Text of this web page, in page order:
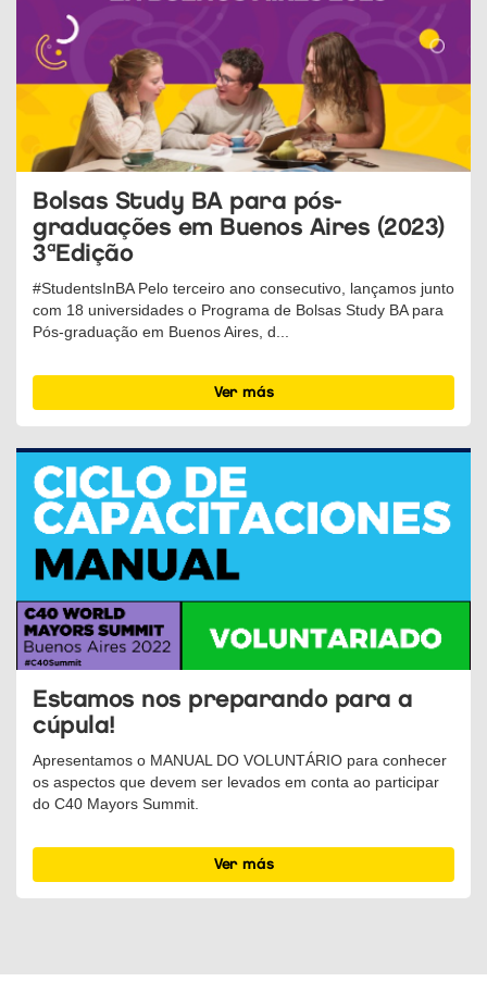
Bolsas Study BA para pós-
graduações em Buenos Aires (2023)
3ªEdição
#StudentsInBA Pelo terceiro ano consecutivo, lançamos junto
com 18 universidades o Programa de Bolsas Study BA para
Pós-graduação em Buenos Aires, d...
Ver más
Estamos nos preparando para a
cúpula!
Apresentamos o MANUAL DO VOLUNTÁRIO para conhecer
os aspectos que devem ser levados em conta ao participar
do C40 Mayors Summit.
Ver más